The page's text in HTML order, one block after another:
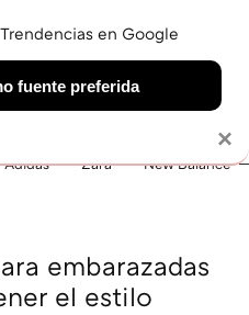
GASTRO SNEAKERS
Adidas Zara New Balance
embarazadas
el estilo
×
en Google
fuente preferida